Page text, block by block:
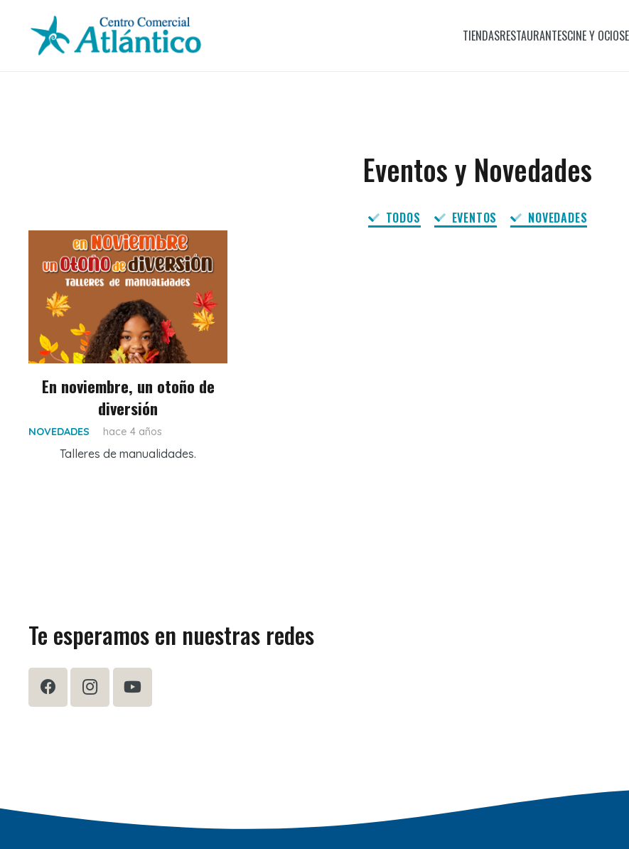
TIENDASRESTAURANTESCINE Y OCIO
Eventos y Novedades
TODOS EVENTOS NOVEDADES
En noviembre, un otoño de
diversión
NOVEDADES hace 4 años
Talleres de manualidades.
Te esperamos en nuestras redes